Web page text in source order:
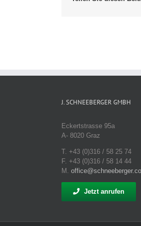
J. SCHNEEBERGER GMBH
Eckertstrasse 95a
A- 8020 Graz
T. +43 (0)316 / 58 25 74
F. +43 (0)316 / 58 14 44
M.
Jetzt anrufen